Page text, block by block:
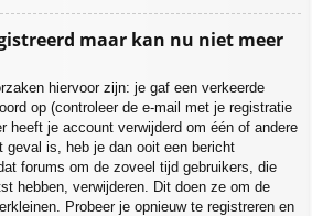
maar kan nu niet meer
hiervoor zijn: je gaf een verkeerde
op (controleer de e-mail met je registratie
heeft je account verwijderd om één of andere
geval is, heb je dan ooit een bericht
forums om de zoveel tijd gebruikers, die
hebben, verwijderen. Dit doen ze om de
Probeer je opnieuw te registreren en